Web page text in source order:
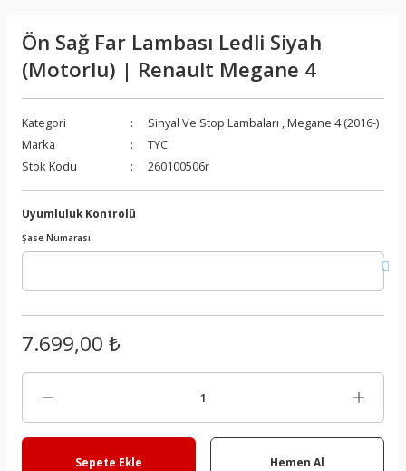
Ön Sağ Far Lambası Ledli Siyah
(Motorlu) | Renault Megane 4
Kategori Sinyal Ve Stop Lambaları ,Megane 4 (2016-)
Marka
TYC
Stok Kodu
260100506r
Uyumluluk Kontrolü
Şase Numarası
7.699,00 ₺
Sepete Ekle Hemen Al